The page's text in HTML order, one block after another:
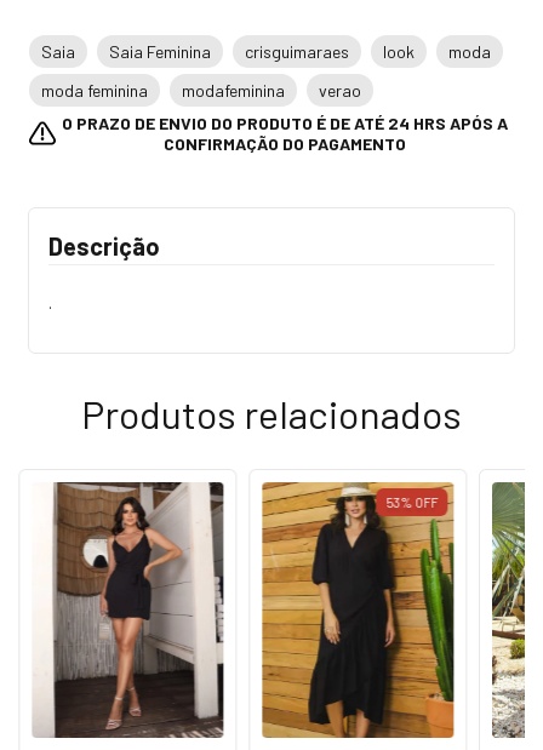
Saia Saia Feminina crisguimaraes look
moda
moda feminina
modafeminina
verao
O PRAZO DE ENVIO DO PRODUTO É DE ATÉ 24 HRS APÓS A
CONFIRMAÇÃO DO PAGAMENTO
Descrição
.
Produtos relacionados
53% OFF